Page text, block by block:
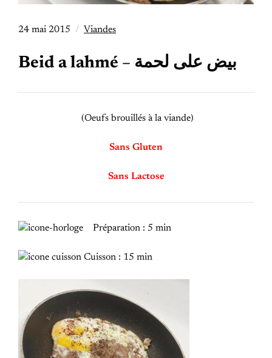
24 mai 2015 Viandes
Beid a lahmé – بيض على لحمة
(Oeufs brouillés à la viande)
Sans Gluten
Sans Lactose
Préparation : 5 min
Cuisson : 15 min